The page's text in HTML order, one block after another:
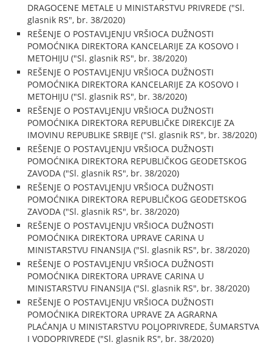
DRAGOCENE METALE U MINISTARSTVU PRIVREDE ("Sl.
glasnik RS", br. 38/2020)
REŠENJE O POSTAVLJENJU VRŠIOCA DUŽNOSTI
POMOĆNIKA DIREKTORA KANCELARIJE ZA KOSOVO I
METOHIJU ("Sl. glasnik RS", br. 38/2020)
REŠENJE O POSTAVLJENJU VRŠIOCA DUŽNOSTI
POMOĆNIKA DIREKTORA KANCELARIJE ZA KOSOVO I
METOHIJU ("Sl. glasnik RS", br. 38/2020)
REŠENJE O POSTAVLJENJU VRŠIOCA DUŽNOSTI
POMOĆNIKA DIREKTORA REPUBLIČKE DIREKCIJE ZA
IMOVINU REPUBLIKE SRBIJE ("Sl. glasnik RS", br. 38/2020)
REŠENJE O POSTAVLJENJU VRŠIOCA DUŽNOSTI
POMOĆNIKA DIREKTORA REPUBLIČKOG GEODETSKOG
ZAVODA ("Sl. glasnik RS", br. 38/2020)
REŠENJE O POSTAVLJENJU VRŠIOCA DUŽNOSTI
POMOĆNIKA DIREKTORA REPUBLIČKOG GEODETSKOG
ZAVODA ("Sl. glasnik RS", br. 38/2020)
REŠENJE O POSTAVLJENJU VRŠIOCA DUŽNOSTI
POMOĆNIKA DIREKTORA UPRAVE CARINA U
MINISTARSTVU FINANSIJA ("Sl. glasnik RS", br. 38/2020)
REŠENJE O POSTAVLJENJU VRŠIOCA DUŽNOSTI
POMOĆNIKA DIREKTORA UPRAVE CARINA U
MINISTARSTVU FINANSIJA ("Sl. glasnik RS", br. 38/2020)
REŠENJE O POSTAVLJENJU VRŠIOCA DUŽNOSTI
POMOĆNIKA DIREKTORA UPRAVE ZA AGRARNA
PLAĆANJA U MINISTARSTVU POLJOPRIVREDE, ŠUMARSTVA
I VODOPRIVREDE ("Sl. glasnik RS", br. 38/2020)